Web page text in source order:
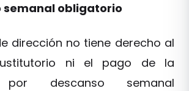
semanal obligatorio
dirección no tiene derecho al
ni el pago de la
por descanso semanal